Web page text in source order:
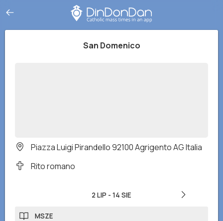
San Domenico
Piazza Luigi Pirandello 92100 Agrigento AG Italia
Rito romano
2 LIP - 14 SIE
MSZE